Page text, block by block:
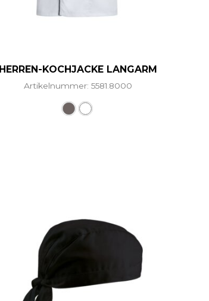
HERREN-KOCHJACKE LANGARM
Artikelnummer: 5581.8000